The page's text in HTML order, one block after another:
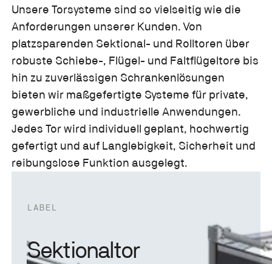
Unsere Torsysteme sind so vielseitig wie die
Anforderungen unserer Kunden. Von
platzsparenden Sektional- und Rolltoren über
robuste Schiebe-, Flügel- und Faltflügeltore bis
hin zu zuverlässigen Schrankenlösungen
bieten wir maßgefertigte Systeme für private,
gewerbliche und industrielle Anwendungen.
Jedes Tor wird individuell geplant, hochwertig
gefertigt und auf Langlebigkeit, Sicherheit und
reibungslose Funktion ausgelegt.
LABEL
Sektionaltor